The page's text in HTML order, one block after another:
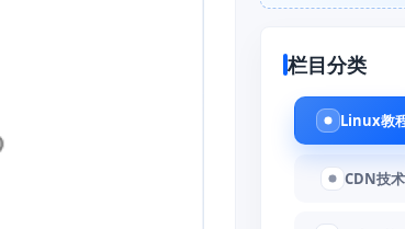
栏目分类
Linux教
CDN技术